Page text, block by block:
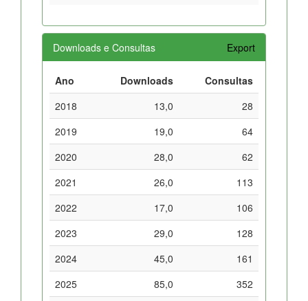
Downloads e Consultas Export
Ano Downloads
Consultas
2018
13,0
28
2019
19,0
64
2020
28,0
62
2021
26,0
113
2022
17,0
106
2023
29,0
128
2024
45,0
161
2025
85,0
352